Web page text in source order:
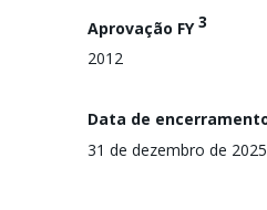
Aprovação FY3
2012
Data de
31 de dezembro de 2025